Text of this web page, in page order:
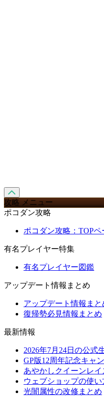
攻略 メニュー
ポコダン攻略
ポコダン攻略：TOPペ
有名プレイヤー特集
有名プレイヤー図鑑
アップデート情報まとめ
アップデート情報まと
復帰勢必見情報まとめ
最新情報
2026年7月24日の公式
GP版12周年記念キャ
あやかしクイーンレイ
ウェブショップの使い
光闇属性の改修まとめ